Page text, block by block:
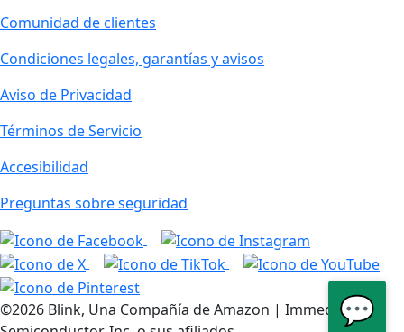
Comunidad de clientes
Condiciones legales, garantías y avisos
Aviso de Privacidad
Términos de Servicio
Accesibilidad
Preguntas sobre seguridad
©2026 Blink, Una Compañía de Amazon | Immedia💬